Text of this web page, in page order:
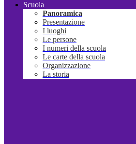
Scuola
Panoramica
Presentazione
I luoghi
Le persone
I numeri della scuola
Le carte della scuola
Organizzazione
La storia